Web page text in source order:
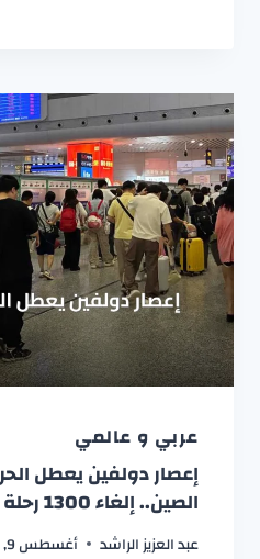
عربي و عالمي
إعصار دولفين يعطل
الصين.. إلغاء 1300 رحلة وإجلاء مئات الآلاف
عبد العزيز الراشد أغسطس 9, 2026